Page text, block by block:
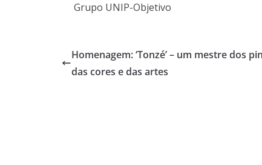
Grupo UNIP-Objetivo
Homenagem: ‘Tonzé’ – um mestre dos
das cores e das artes